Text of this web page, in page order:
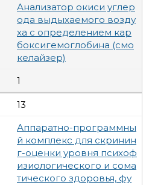
Анализатор окиси углер
ода выдыхаемого возду
ха с определением кар
боксигемоглобина (смо
келайзер)
1
13
Аппаратно-программны
й комплекс для скринин
г-оценки уровня психоф
изиологического и сома
тического здоровья, фу